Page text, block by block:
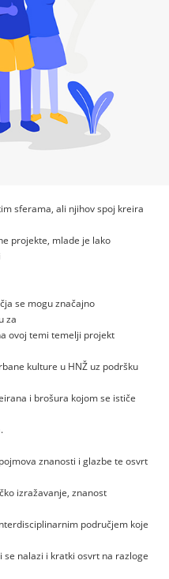
sferama, ali njihov spoj kreira
projekte, mlade je lako
se mogu značajno
za
ovoj temi temelji projekt
kulture u HNŽ uz podršku
i brošura kojom se ističe
znanosti i glazbe te osvrt
izražavanje, znanost
područjem koje
nalazi i kratki osvrt na razloge